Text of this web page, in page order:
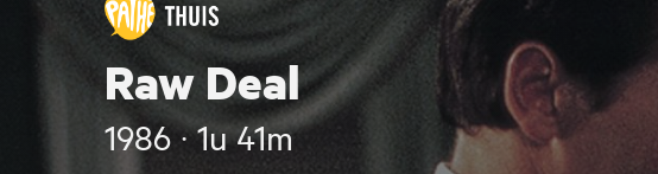
Raw Deal
1986 ‧ 1u 41m